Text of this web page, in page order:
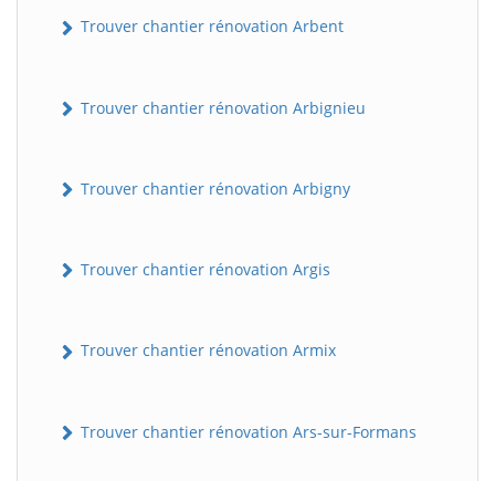
Trouver chantier rénovation Arbent
Trouver chantier rénovation Arbignieu
Trouver chantier rénovation Arbigny
Trouver chantier rénovation Argis
Trouver chantier rénovation Armix
Trouver chantier rénovation Ars-sur-Formans